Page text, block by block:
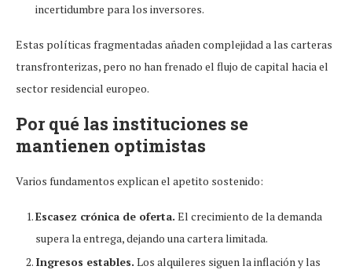
incertidumbre para los inversores.
Estas políticas fragmentadas añaden complejidad a las carteras
transfronterizas, pero no han frenado el flujo de capital hacia el
sector residencial europeo.
Por qué las instituciones se
mantienen optimistas
Varios fundamentos explican el apetito sostenido:
Escasez crónica de oferta. El crecimiento de la demanda
supera la entrega, dejando una cartera limitada.
Ingresos estables. Los alquileres siguen la inflación y las